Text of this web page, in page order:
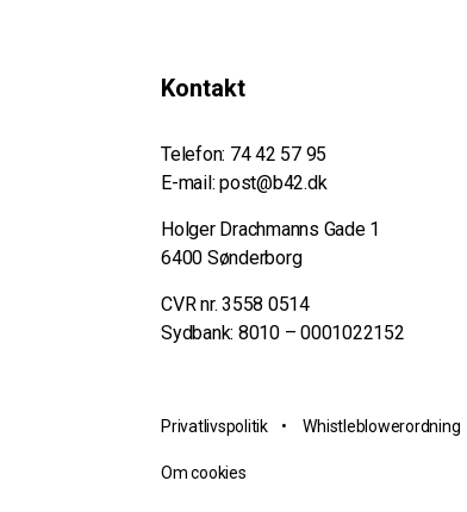
Kontakt
Telefon: 74 42 57 95
E-mail: post@b42.dk
Holger Drachmanns Gade 1
6400 Sønderborg
CVR nr. 3558 0514
Sydbank: 8010 – 0001022152
Privatlivspolitik•Whistleblowerordning
Om cookies